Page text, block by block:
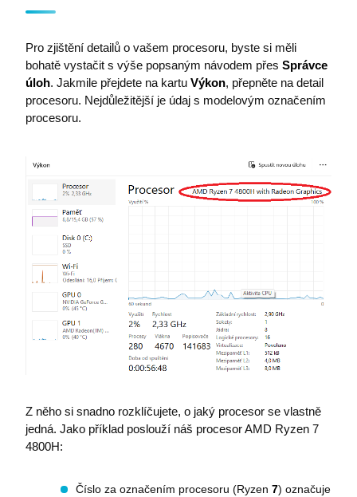
Pro zjištění detailů o vašem procesoru, byste si měli
bohatě vystačit s výše popsaným návodem přes Správce
úloh. Jakmile přejdete na kartu Výkon, přepněte na detail
procesoru. Nejdůležitější je údaj s modelovým označením
procesoru.
Z něho si snadno rozklíčujete, o jaký procesor se vlastně
jedná. Jako příklad poslouží náš procesor AMD Ryzen 7
4800H:
Číslo za označením procesoru (Ryzen7) označuje
eshop.premocz.eu
i6IISId
eshop.premocz.eu
I6FAVOURCOUNT
Zásadách ochrany
osobních údajů společnosti Google.